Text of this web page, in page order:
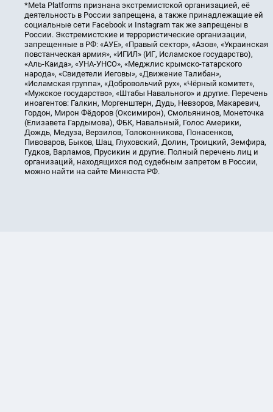
*Meta Platforms признана экстремистской организацией, её
деятельность в России запрещена, а также принадлежащие ей
социальные сети Facebook и Instagram так же запрещены в
России. Экстремистские и террористические организации,
запрещенные в РФ: «АУЕ», «Правый сектор», «Азов», «Украинская
повстанческая армия», «ИГИЛ» (ИГ, Исламское государство),
«Аль-Каида», «УНА-УНСО», «Меджлис крымско-татарского
народа», «Свидетели Иеговы», «Движение Талибан»,
«Исламская группа», «Добровольчий рух», «Чёрный комитет»,
«Мужское государство», «Штабы Навального» и другие. Перечень
иноагентов: Галкин, Моргенштерн, Дудь, Невзоров, Макаревич,
Гордон, Мирон Фёдоров (Оксимирон), Смольянинов, Монеточка
(Елизавета Гардымова), ФБК, Навальный, Голос Америки,
Дождь, Медуза, Верзилов, Толоконникова, Понасенков,
Пивоваров, Быков, Шац, Глуховский, Долин, Троицкий, Земфира,
Гудков, Варламов, Прусикин и другие. Полный перечень лиц и
организаций, находящихся под судебным запретом в России,
можно найти на сайте Минюста РФ.